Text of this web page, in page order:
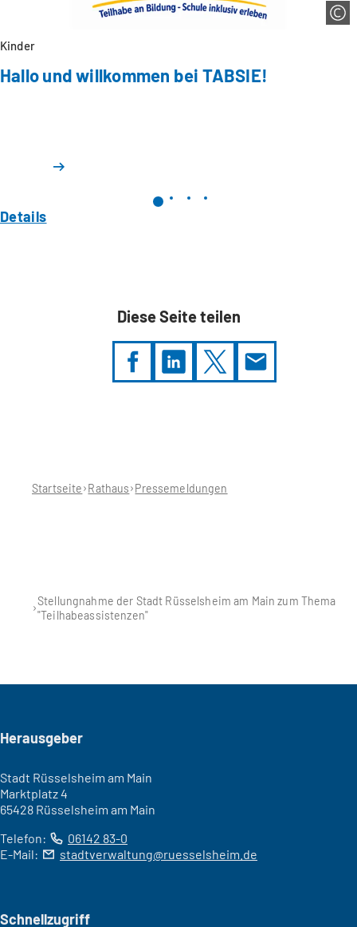
Kinder
Hallo und willkommen bei TABSIE!
Details
Diese Seite teilen
Startseite Rathaus Pressemeldungen
Stellungnahme der Stadt Rüsselsheim am Main zum Thema
"Teilhabeassistenzen"
Seitenfuß
Herausgeber
Stadt Rüsselsheim am Main
Marktplatz 4
65428 Rüsselsheim am Main
Telefon:
06142 83-0
E-Mail:
stadtverwaltung ruesselsheim de
Schnellzugriff